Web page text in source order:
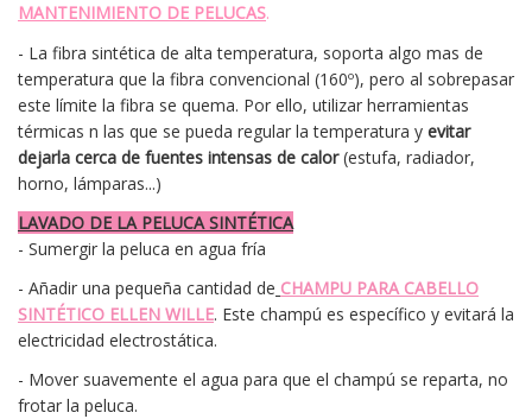
MANTENIMIENTO DE PELUCAS.
- La fibra sintética de alta temperatura, soporta algo mas de
temperatura que la fibra convencional (160º), pero al sobrepasar
este límite la fibra se quema. Por ello, utilizar herramientas
térmicas n las que se pueda regular la temperatura y evitar
dejarla cerca de fuentes intensas de calor(estufa, radiador,
horno, lámparas...)
LAVADO DE LA PELUCA SINTÉTICA
- Sumergir la peluca en agua fría
- Añadir una pequeña cantidad de CHAMPU PARA CABELLO
SINTÉTICO ELLEN WILLE. Este champú es específico y evitará la
electricidad electrostática.
- Mover suavemente el agua para que el champú se reparta, no
frotar la peluca.